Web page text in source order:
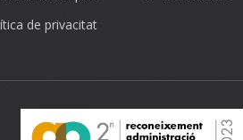
de privacitat